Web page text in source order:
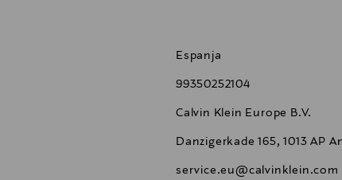
Espanja
99350252104
Calvin Klein Europe B.V.
Danzigerkade 165, 1013 AP
service.eu@calvinklein.com